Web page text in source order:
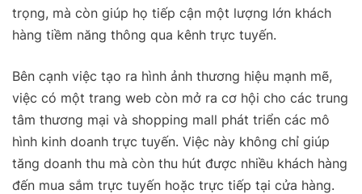
trọng, mà còn giúp họ tiếp cận một lượng lớn khách
hàng tiềm năng thông qua kênh trực tuyến.
Bên cạnh việc tạo ra hình ảnh thương hiệu mạnh mẽ,
việc có một trang web còn mở ra cơ hội cho các trung
tâm thương mại và shopping mall phát triển các mô
hình kinh doanh trực tuyến. Việc này không chỉ giúp
tăng doanh thu mà còn thu hút được nhiều khách hàng
đến mua sắm trực tuyến hoặc trực tiếp tại cửa hàng.